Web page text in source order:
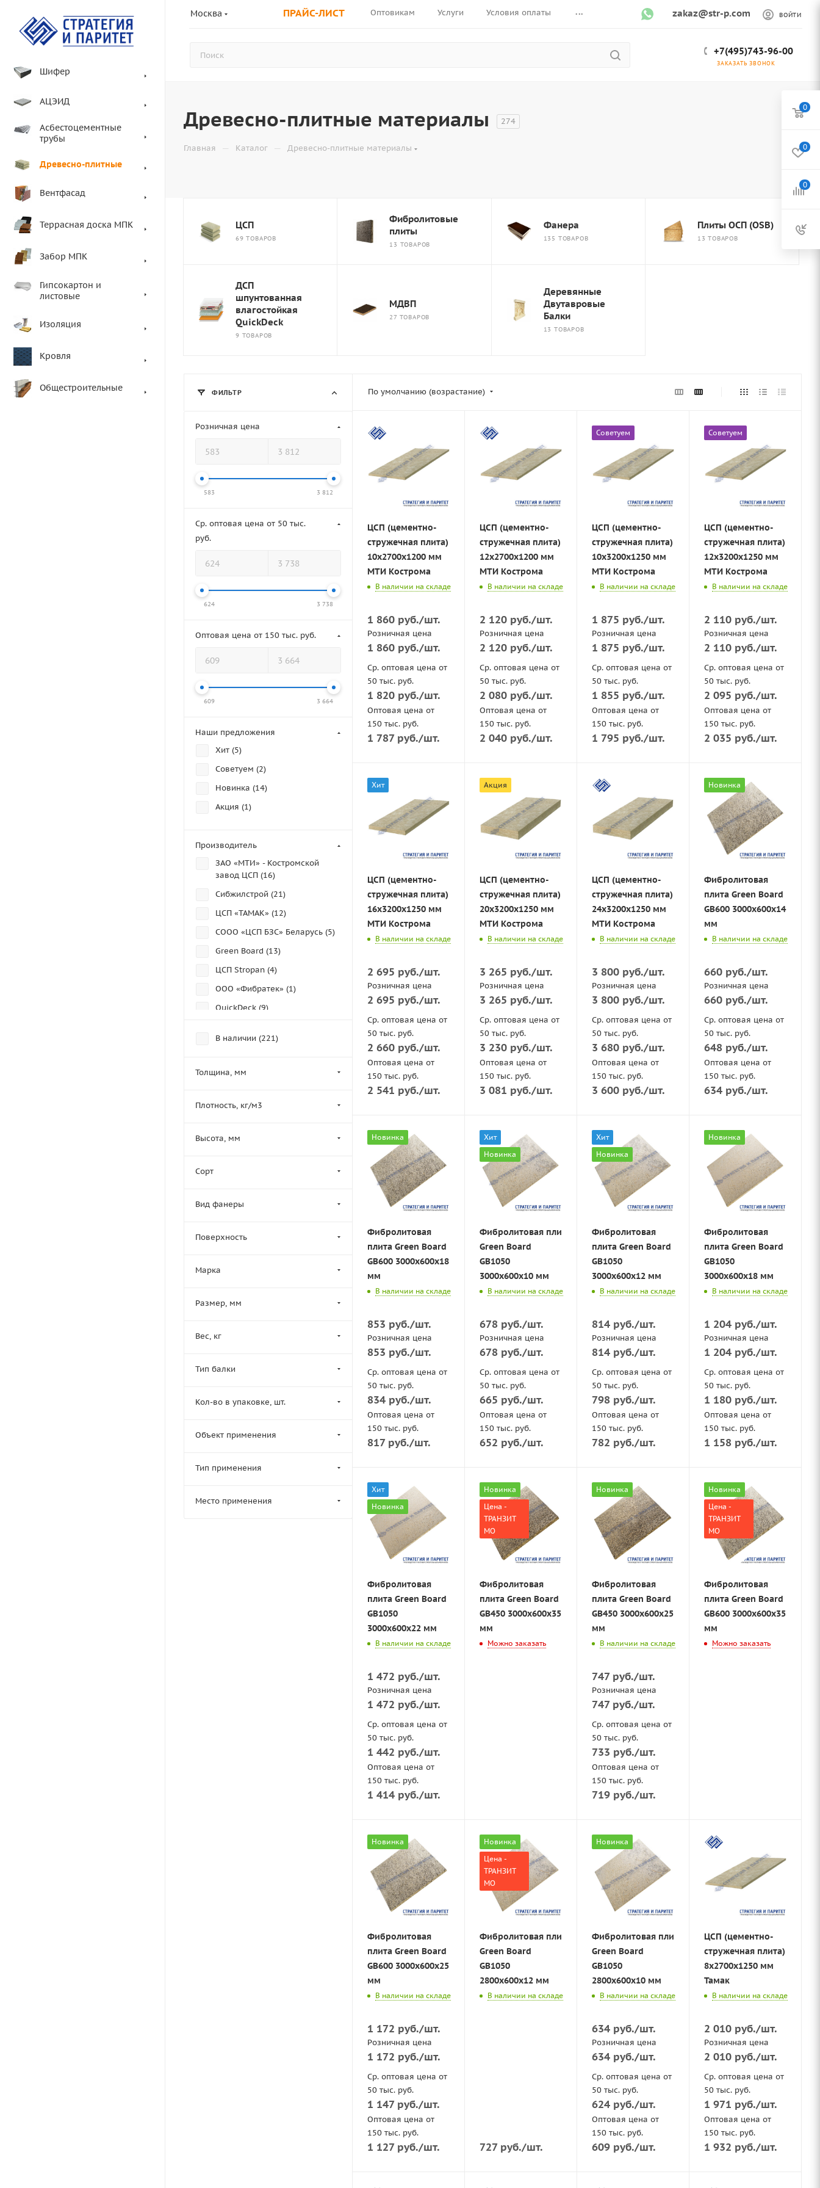
Москва ПРАЙС-ЛИСТ Оптовикам Услуги Условия оплаты ... zakaz@str-p.com ВОЙТИ
+7(495)743-96-00
ЗАКАЗАТЬ ЗВОНОК
Шифер
АЦЭИД
Асбестоцементные
трубы
Древесно-плитные
Вентфасад
Террасная доска МПК
Забор МПК
Гипсокартон и
листовые
Изоляция
Кровля
Общестроительные
Древесно-плитные материалы 274
Главная — Каталог — Древесно-плитные материалы
ЦСП
69 ТОВАРОВ
Фибролитовые
плиты
13 ТОВАРОВ
Фанера
135 ТОВАРОВ
Плиты ОСП (OSB)
13 ТОВАРОВ
ДСП
шпунтованная
влагостойкая
QuickDeck
9 ТОВАРОВ
МДВП
27 ТОВАРОВ
Деревянные
Двутавровые
Балки
13 ТОВАРОВ
По умолчанию (возрастание)
ЦСП (цементно-
стружечная плита)
10x2700x1200 мм
МТИ Кострома
В наличии на складе
1 860 руб./шт.
Розничная цена
1 860 руб./шт.
Ср. оптовая цена от
50 тыс. руб.
1 820 руб./шт.
Оптовая цена от
150 тыс. руб.
1 787руб./шт.
ЦСП (цементно-
стружечная плита)
12x2700x1200 мм
МТИ Кострома
В наличии на складе
2 120 руб./шт.
Розничная цена
2 120 руб./шт.
Ср. оптовая цена от
50 тыс. руб.
2 080 руб./шт.
Оптовая цена от
150 тыс. руб.
2 040 руб./шт.
Советуем
ЦСП (цементно-
стружечная плита)
10x3200x1250 мм
МТИ Кострома
В наличии на складе
1 875 руб./шт.
Розничная цена
1 875 руб./шт.
Ср. оптовая цена от
50 тыс. руб.
1 855 руб./шт.
Оптовая цена от
150 тыс. руб.
1 795 руб./шт.
Советуем
ЦСП (цементно-
стружечная плита)
12x3200x1250 мм
МТИ Кострома
В наличии на складе
2 110 руб./шт.
Розничная цена
2 110 руб./шт.
Ср. оптовая цена от
50 тыс. руб.
2 095 руб./шт.
Оптовая цена от
150 тыс. руб.
2 035 руб./шт.
Хит
ЦСП (цементно-
стружечная плита)
16x3200x1250 мм
МТИ Кострома
В наличии на складе
2 695 руб./шт.
Розничная цена
2 695 руб./шт.
Ср. оптовая цена от
50 тыс. руб.
2 660 руб./шт.
Оптовая цена от
150 тыс. руб.
2 541 руб./шт.
Акция
ЦСП (цементно-
стружечная плита)
20x3200x1250 мм
МТИ Кострома
В наличии на складе
3 265 руб./шт.
Розничная цена
3 265 руб./шт.
Ср. оптовая цена от
50 тыс. руб.
3 230 руб./шт.
Оптовая цена от
150 тыс. руб.
3 081 руб./шт.
ЦСП (цементно-
стружечная плита)
24x3200x1250 мм
МТИ Кострома
В наличии на складе
3 800 руб./шт.
Розничная цена
3 800 руб./шт.
Ср. оптовая цена от
50 тыс. руб.
3 680 руб./шт.
Оптовая цена от
150 тыс. руб.
3 600 руб./шт.
Новинка
Фибролитовая
плита Green Board
GB600 3000х600x14
мм
В наличии на складе
660 руб./шт.
Розничная цена
660 руб./шт.
Ср. оптовая цена от
50 тыс. руб.
648 руб./шт.
Оптовая цена от
150 тыс. руб.
634 руб./шт.
Новинка
Фибролитовая
плита Green Board
GB600 3000х600x18
мм
В наличии на складе
853 руб./шт.
Розничная цена
853 руб./шт.
Ср. оптовая цена от
50 тыс. руб.
834 руб./шт.
Оптовая цена от
150 тыс. руб.
817руб./шт.
Хит
Новинка
Фибролитовая плита
Green Board
GB1050
3000х600x10 мм
В наличии на складе
678 руб./шт.
Розничная цена
678 руб./шт.
Ср. оптовая цена от
50 тыс. руб.
665 руб./шт.
Оптовая цена от
150 тыс. руб.
652 руб./шт.
Хит
Новинка
Фибролитовая
плита Green Board
GB1050
3000х600x12 мм
В наличии на складе
814 руб./шт.
Розничная цена
814 руб./шт.
Ср. оптовая цена от
50 тыс. руб.
798 руб./шт.
Оптовая цена от
150 тыс. руб.
782 руб./шт.
Новинка
Фибролитовая
плита Green Board
GB1050
3000х600x18 мм
В наличии на складе
1 204 руб./шт.
Розничная цена
1 204 руб./шт.
Ср. оптовая цена от
50 тыс. руб.
1 180 руб./шт.
Оптовая цена от
150 тыс. руб.
1 158 руб./шт.
Хит
Новинка
Фибролитовая
плита Green Board
GB1050
3000х600x22 мм
В наличии на складе
1 472 руб./шт.
Розничная цена
1 472 руб./шт.
Ср. оптовая цена от
50 тыс. руб.
1 442 руб./шт.
Оптовая цена от
150 тыс. руб.
1 414 руб./шт.
Новинка
Цена -
ТРАНЗИТ
МО
Фибролитовая
плита Green Board
GB450 3000x600x35
мм
Можно заказать
Новинка
Фибролитовая
плита Green Board
GB450 3000x600x25
мм
В наличии на складе
747руб./шт.
Розничная цена
747руб./шт.
Ср. оптовая цена от
50 тыс. руб.
733 руб./шт.
Оптовая цена от
150 тыс. руб.
719 руб./шт.
Новинка
Цена -
ТРАНЗИТ
МО
Фибролитовая
плита Green Board
GB600 3000х600x35
мм
Можно заказать
Новинка
Фибролитовая
плита Green Board
GB600 3000х600x25
мм
В наличии на складе
1 172 руб./шт.
Розничная цена
1 172 руб./шт.
Ср. оптовая цена от
50 тыс. руб.
1 147руб./шт.
Оптовая цена от
150 тыс. руб.
1 127руб./шт.
Новинка
Цена -
ТРАНЗИТ
МО
Фибролитовая плита
Green Board
GB1050
2800х600x12 мм
В наличии на складе
727руб./шт.
Новинка
Фибролитовая плита
Green Board
GB1050
2800х600x10 мм
В наличии на складе
634 руб./шт.
Розничная цена
634 руб./шт.
Ср. оптовая цена от
50 тыс. руб.
624 руб./шт.
Оптовая цена от
150 тыс. руб.
609 руб./шт.
ЦСП (цементно-
стружечная плита)
8x2700x1250 мм
Тамак
В наличии на складе
2 010 руб./шт.
Розничная цена
2 010 руб./шт.
Ср. оптовая цена от
50 тыс. руб.
1 971 руб./шт.
Оптовая цена от
150 тыс. руб.
1 932 руб./шт.
ФИЛЬТР
Розничная цена
583 3 812
Ср. оптовая цена от 50 тыс.
руб.
624 3 738
Оптовая цена от 150 тыс. руб.
609 3 664
Наши предложения
Хит (5)
Советуем (2)
Новинка (14)
Акция (1)
Производитель
ЗАО «МТИ» - Костромской
завод ЦСП (16)
Сибжилстрой (21)
ЦСП «ТАМАК» (12)
СООО «ЦСП БЗС» Беларусь (5)
Green Board (13)
ЦСП Stropan (4)
ООО «Фибратек» (1)
QuickDeck (9)
ООО «ЦСП-СВИРЬ» (
В наличии (221)
Толщина, мм
Плотность, кг/м3
Высота, мм
Сорт
Вид фанеры
Поверхность
Марка
Размер, мм
Вес, кг
Тип балки
Кол-во в упаковке, шт.
Объект применения
Тип применения
Место применения
0
0
0